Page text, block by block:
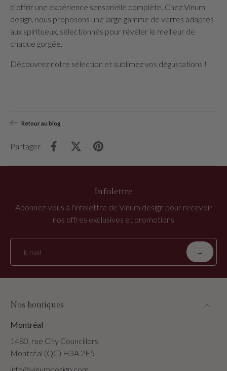
d’offrir une expérience sensorielle complète. Chez Vinum
design, nous proposons une large gamme de verres adaptés
aux spiritueux, sélectionnés pour révéler le meilleur de
chaque gorgée.
Découvrez notre sélection et sublimez vos dégustations !
Retour au blog
Partager
Infolettre
Abonnez-vous à l'infolettre de Vinum design pour recevoir
nos offres exclusives et promotions
E-mail →
Nos boutiques
Montréal
1480, rue City Councillors
Montréal (QC) H3A 2E5